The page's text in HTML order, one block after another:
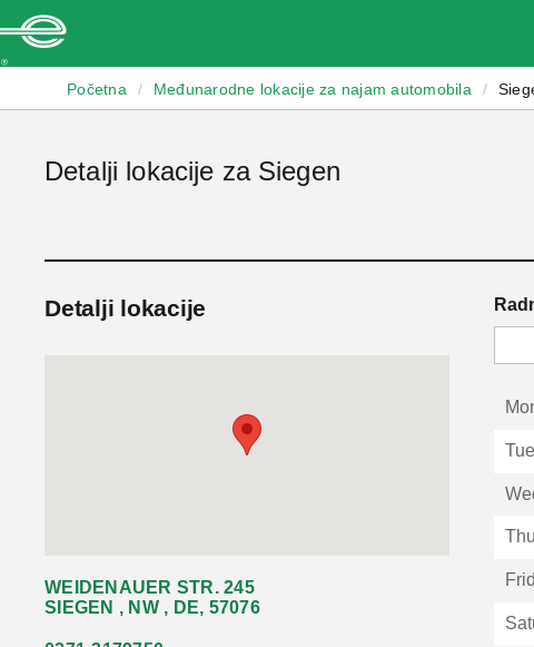
Početna / Međunarodne lokacije za najam automobila /
Detalji lokacije za Siegen
Detalji lokacije
WEIDENAUER STR. 245
SIEGEN , NW , DE, 57076